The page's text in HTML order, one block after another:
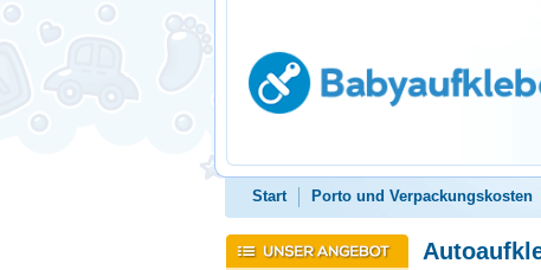
Start Porto und Verpackungskosten